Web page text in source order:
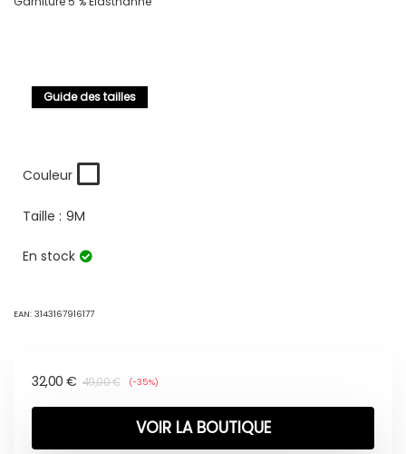
Guide des tailles
Couleur
Taille : 9M
En stock
EAN: 3143167916177
49,00€
32,00 € (-35%)
VOIR LA BOUTIQUE